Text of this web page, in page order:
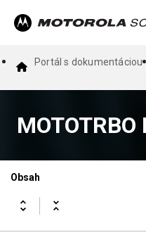
Portál s dokumentáciou
Obsah